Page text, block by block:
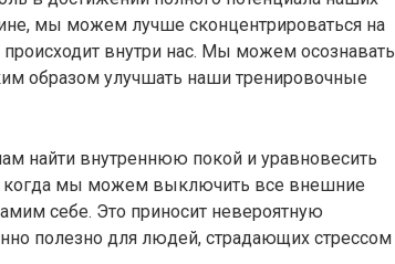
мы можем лучше сконцентрироваться на
внутри нас. Мы можем осознавать
образом улучшать наши тренировочные
найти внутреннюю покой и уравновесить
когда мы можем выключить все внешние
себе. Это приносит невероятную
полезно для людей, страдающих стрессом